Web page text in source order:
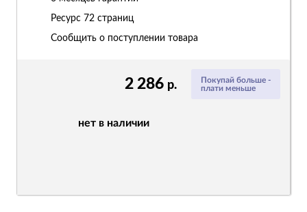
Покупай больше -
плати меньше
2 286 р.
нет в наличии
Ресурс 72 страниц
Сообщить о поступлении товара